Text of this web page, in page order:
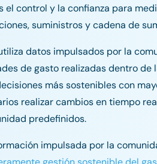
el control y la confianza para
suministros y cadena de
datos impulsados por la
de gasto realizadas dentro de
más sostenibles con
realizar cambios en tiempo
predefinidos.
impulsada por la